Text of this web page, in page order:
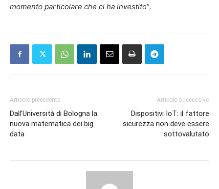
momento particolare che ci ha investito”.
Articolo precedente
Dall’Università di Bologna la
nuova matematica dei big
data
Articolo successivo
Dispositivi IoT: il fattore
sicurezza non deve essere
sottovalutato